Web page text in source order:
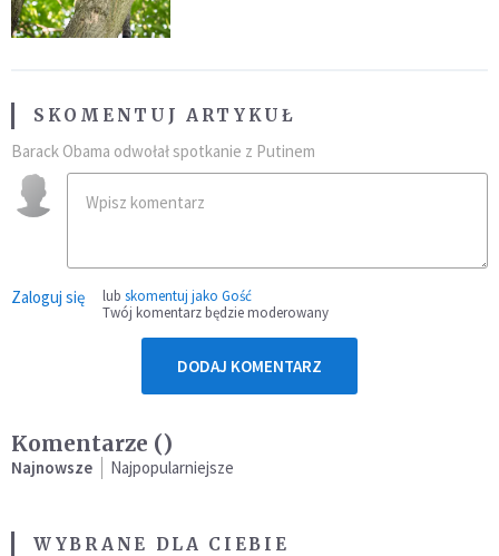
SKOMENTUJ ARTYKUŁ
Barack Obama odwołał spotkanie z Putinem
Zaloguj się lub skomentuj jako Gość
Twój komentarz będzie moderowany
DODAJ KOMENTARZ
Komentarze ()
Najnowsze Najpopularniejsze
WYBRANE DLA CIEBIE